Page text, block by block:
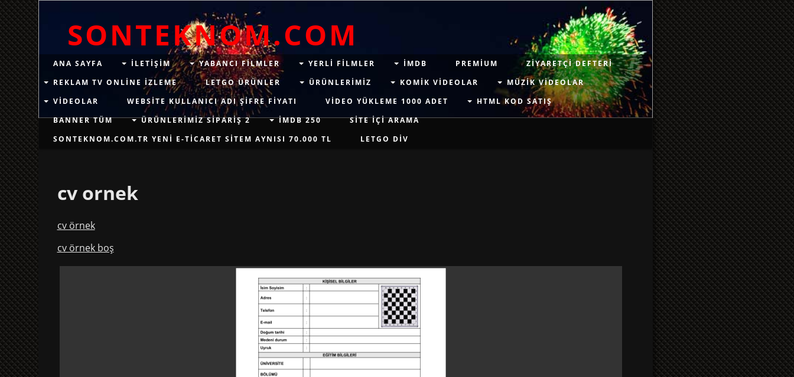
SONTEKNOM.COM
ANA SAYFA ILETIŞIM YABANCI FILMLER YERLI FILMLER IMDB PREMIUM
ZIYARETÇI DEFTERI
REKLAM TV ONLINE IZLEME
LETGO ÜRÜNLER ÜRÜNLERIMIZ KOMIK VIDEOLAR
MÜZIK VIDEOLAR
VIDEOLAR
WEBSITE KULLANICI ADI ŞIFRE FIYATI VIDEO YÜKLEME 1000 ADET
HTML KOD SATIŞ
BANNER TÜM
ÜRÜNLERIMIZ SIPARIŞ 2 İMDB 250
SITE IÇI ARAMA
SONTEKNOM.COM.TR YENI E-TICARET SITEM AYNISI 70.000 TL
LETGO DIV
cv ornek
cv örnek
cv örnek boş